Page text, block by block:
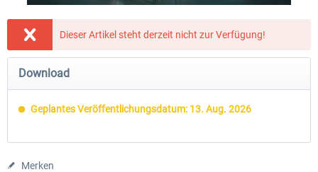
Notruf 112 - Die Feuerwehr Simulation
3
22,49 € *
Dieser Artikel steht derzeit nicht zur Verfügung!
Download
Geplantes Veröffentlichungsdatum: 13. Aug. 2026
Merken